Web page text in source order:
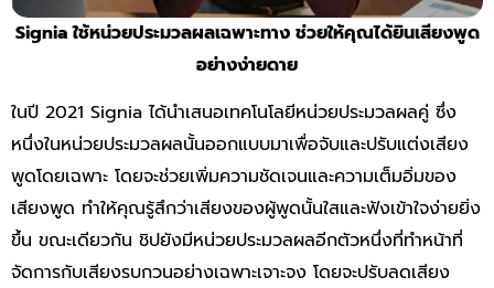
Signiaใช้หน่วยประมวลผลเฉพาะทาง ช่วยให้คุณได้ยินเสียงพูด
อย่างง่ายดาย
ในปี 2021 Signia ได้นำเสนอเทคโนโลยีหน่วยประมวลผลคู่ ซึ่ง
หนึ่งในหน่วยประมวลผลนั้นออกแบบมาเพื่อจับและปรับแต่งเสียง
พูดโดยเฉพาะ โดยจะช่วยเพิ่มความชัดเจนและความเต็มอิ่มของ
เสียงพูด ทำให้คุณรู้สึกว่าเสียงของผู้พูดนั้นใสและฟังเข้าใจง่ายยิ่ง
ขึ้น ขณะเดียวกัน ชิปยังมีหน่วยประมวลผลอีกตัวหนึ่งที่ทำหน้าที่
จัดการกับเสียงรบกวนอย่างเฉพาะเจาะจง โดยจะปรับลดเสียง